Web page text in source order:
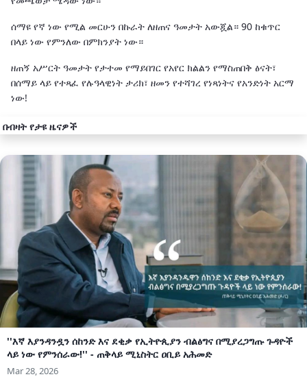
ሰማዩ የኛ ነው የሚል መርሁን በኩራት ለዘጠና ዓመታት አውጇል። 90 ከቁጥር
በላይ ነው የምንለው በምክንያት ነው።
ዘጠኝ አሥርት ዓመታት የታተመ የማይበገር የአየር ክልልን የማስጠበቅ ፅናት፣
በሰማይ ላይ የተጻፈ የሉዓላዊነት ታሪክ፣ ዘመን የተሻገረ የነጻነትና የአንድነት አርማ
ነው!
በብዛት የታዩ ዜናዎች
''እኛ እያንዳንዷን ሰከንድ እና ደቂቃ የኢትዮጲያን ብልፅግና በሚያረጋግጡ ጉዳዮች
ላይ ነው የምንሰራው!'' - ጠቅላይ ሚኒስትር ዐቢይ አሕመድ
Mar 28, 2026